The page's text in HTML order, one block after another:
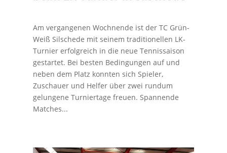
Am vergangenen Wochnende ist der TC Grün-
Weiß Silschede mit seinem traditionellen LK-
Turnier erfolgreich in die neue Tennissaison
gestartet. Bei besten Bedingungen auf und
neben dem Platz konnten sich Spieler,
Zuschauer und Helfer über zwei rundum
gelungene Turniertage freuen. Spannende
Matches...